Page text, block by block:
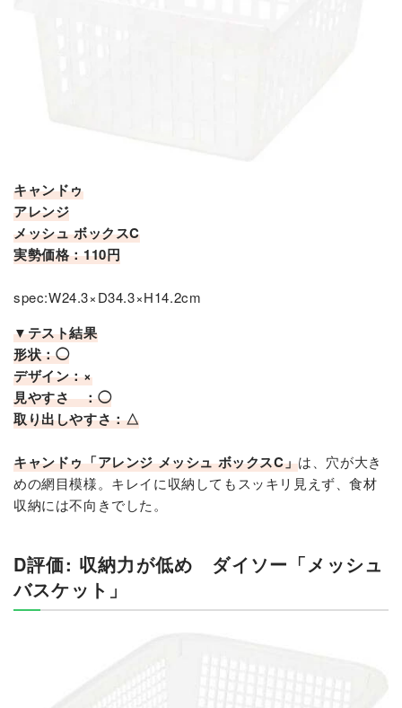
キャンドゥ
アレンジ
メッシュ ボックスC
実勢価格：110円
spec:W24.3×D34.3×H14.2cm
▼テスト結果
形状：◯
デザイン：×
見やすさ ：◯
取り出しやすさ：△
キャンドゥ「アレンジ メッシュ ボックスC」は、穴が大き
めの網目模様。キレイに収納してもスッキリ見えず、食材
収納には不向きでした。
D評価: 収納力が低め ダイソー「メッシュ
バスケット」